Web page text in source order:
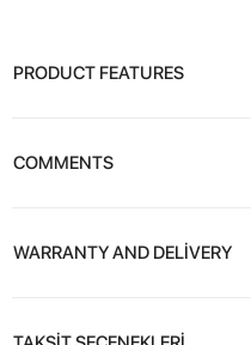
PRODUCT FEATURES
COMMENTS
WARRANTY AND DELİVERY